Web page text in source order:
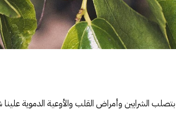
الشرايين وأمراض القلب والأوعية الدموية علينا